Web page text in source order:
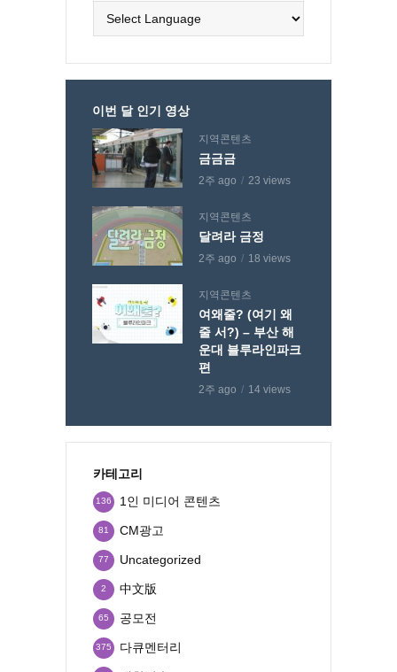
이번 달 인기 영상
지역콘텐츠
금금금
2주 ago 23 views
지역콘텐츠
달려라 금정
2주 ago 18 views
지역콘텐츠
여왜줄? (여기 왜
줄 서?) – 부산 해
운대 블루라인파크
편
2주 ago 14 views
카테고리
1인 미디어 콘텐츠
136
CM광고
81
Uncategorized
77
中文版
2
공모전
65
다큐멘터리
375